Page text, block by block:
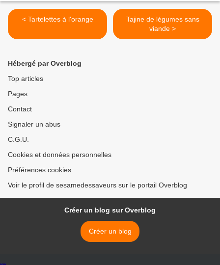
< Tartelettes à l'orange
Tajine de légumes sans
viande >
Hébergé par Overblog
Top articles
Pages
Contact
Signaler un abus
C.G.U.
Cookies et données personnelles
Préférences cookies
Voir le profil de sesamedessaveurs sur le portail Overblog
Créer un blog sur Overblog
Créer un blog